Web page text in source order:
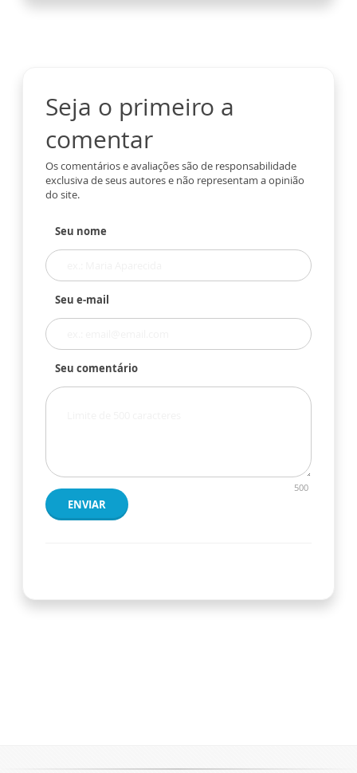
Seja o primeiro a
comentar
Os comentários e avaliações são de responsabilidade
exclusiva de seus autores e não representam a opinião
do site.
Seu nome
Seu e-mail
Seu comentário
500
ENVIAR